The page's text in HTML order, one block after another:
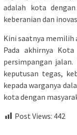
adalah kota
keberanian dan
Kini saatnya memilih
Pada akhirnya
persimpangan
keputusan tegas,
kepada warganya
kota dengan
Post Views: 442